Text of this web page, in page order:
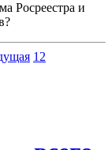
Росреестра и
1 2